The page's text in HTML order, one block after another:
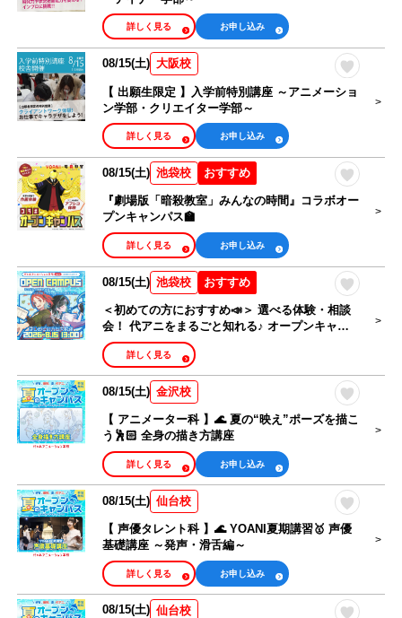
お申し込み
詳しく見る
08/15(土) 大阪校
【 出願生限定 】入学前特別講座 ～アニメーショ
ン学部・クリエイター学部～
お申し込み
詳しく見る
おすすめ
08/15(土) 池袋校
『劇場版「暗殺教室」みんなの時間』コラボオー
プンキャンパス🏫
お申し込み
詳しく見る
おすすめ
08/15(土) 池袋校
＜初めての方におすすめ📣＞ 選べる体験・相談
会！ 代アニをまるごと知れる♪ オープンキャン
パス🎉
詳しく見る
08/15(土) 金沢校
【 アニメーター科 】🌊 夏の“映え”ポーズを描こ
う🕺🏻 全身の描き方講座
お申し込み
詳しく見る
08/15(土) 仙台校
【 声優タレント科 】🌊 YOANI夏期講習🥇 声優
基礎講座 ～発声・滑舌編～
お申し込み
詳しく見る
08/15(土) 仙台校